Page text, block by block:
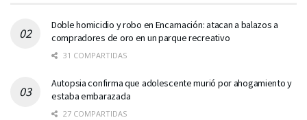
Doble homicidio y robo en Encarnación: atacan a balazos a
compradores de oro en un parque recreativo
31 COMPARTIDAS
Autopsia confirma que adolescente murió por ahogamiento y
estaba embarazada
27 COMPARTIDAS